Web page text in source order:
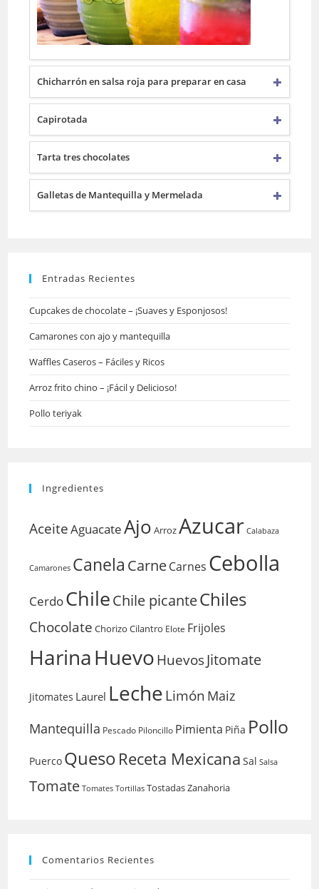
Chicharrón en salsa roja para preparar en casa
Capirotada
Tarta tres chocolates
Galletas de Mantequilla y Mermelada
Entradas Recientes
Cupcakes de chocolate – ¡Suaves y Esponjosos!
Camarones con ajo y mantequilla
Waffles Caseros – Fáciles y Ricos
Arroz frito chino – ¡Fácil y Delicioso!
Pollo teriyak
Ingredientes
AceiteAguacateAjo ArrozAzucar Calabaza
Camarones Canela CarneCarnes Cebolla
CerdoChileChile picanteChiles
Chocolate Chorizo Cilantro Elote Frijoles
HarinaHuevoHuevosJitomate
Jitomates Laurel LecheLimón Maiz
Mantequilla Pescado Piloncillo Pimienta Piña Pollo
Puerco QuesoReceta Mexicana Sal Salsa
Tomate Tomates Tortillas TostadasZanahoria
Comentarios Recientes